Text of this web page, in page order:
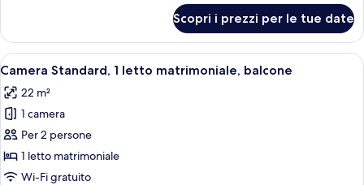
Deluxe,
balcone,
vista
Scopri i prezzi per le tue date
Apri
tutte
le
foto
per
Camera
Standard,
Una camera d'albergo moderna con
7
Camera Standard, 1 letto matrimoniale, balcone
22 m²
1 camera
Per 2 persone
1 letto matrimoniale
Wi-Fi gratuito